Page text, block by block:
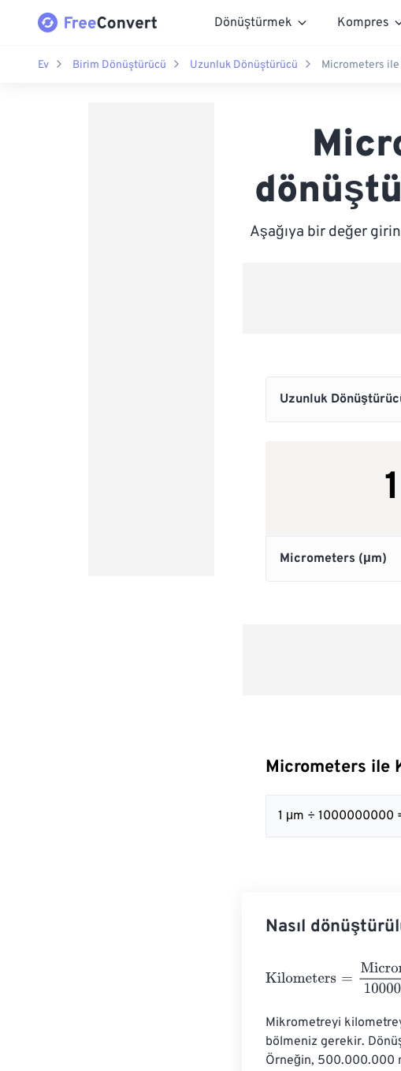
Dönüştürmek Kompres
Ev Birim Dönüştürücü Uzunluk Dönüştürücü Micrometers ile
Aşağıya bir değer
Micrometers ile
1 μm ÷ 1000000000
Nasıl
Kilometers
Mikrometreyi
bölmeniz gerekir.
Örneğin, 500.000.000